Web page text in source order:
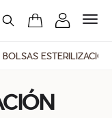
BOLSAS ESTERILIZACIÓN